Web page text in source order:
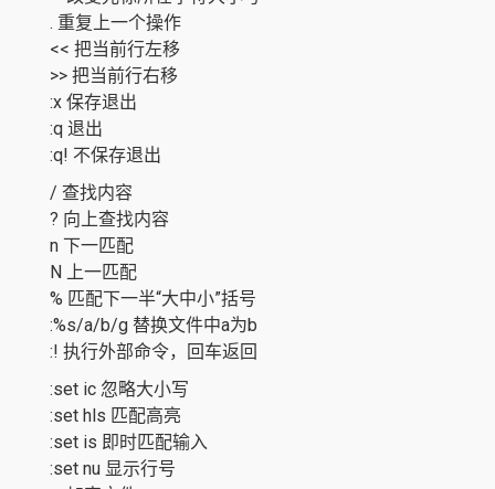
. 重复上一个操作
<< 把当前行左移
>> 把当前行右移
:x 保存退出
:q 退出
:q! 不保存退出
/ 查找内容
? 向上查找内容
n 下一匹配
N 上一匹配
% 匹配下一半“大中小”括号
:%s/a/b/g 替换文件中a为b
:! 执行外部命令，回车返回
:set ic 忽略大小写
:set hls 匹配高亮
:set is 即时匹配输入
:set nu 显示行号